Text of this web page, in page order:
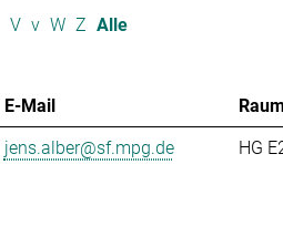
V v W Z Alle
E-Mail Raum
jens.alber@sf.mpg.de HG